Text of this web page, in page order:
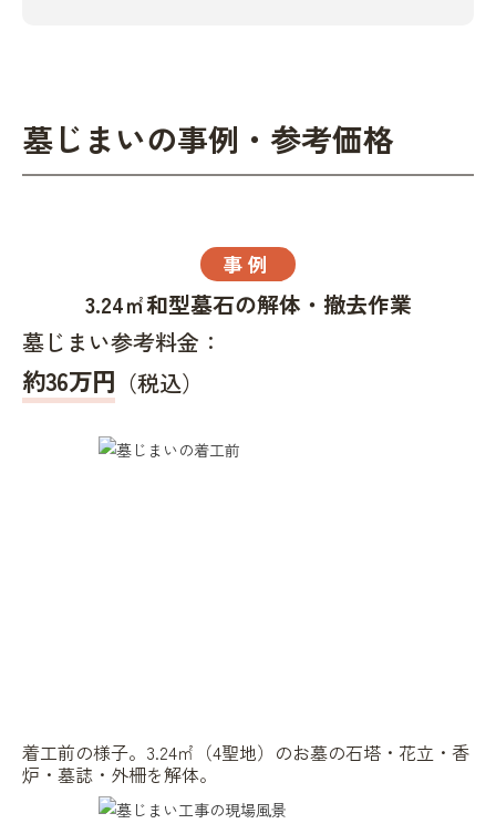
墓じまいの事例・参考価格
事例
3.24㎡和型墓石の解体・撤去作業
墓じまい参考料金：
約36万円 （税込）
着工前の様子。3.24㎡（4聖地）のお墓の石塔・花立・香
炉・墓誌・外柵を解体。